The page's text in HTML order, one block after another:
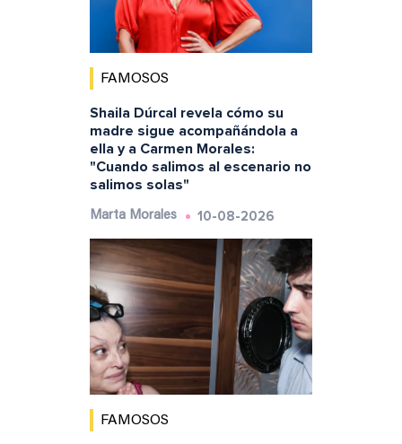
FAMOSOS
Shaila Dúrcal revela cómo su
madre sigue acompañándola a
ella y a Carmen Morales:
"Cuando salimos al escenario no
salimos solas"
Marta Morales 10-08-2026
FAMOSOS